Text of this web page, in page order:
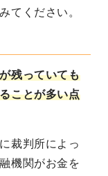
てください。
残っていても
ことが多い点
裁判所によっ
機関がお金を